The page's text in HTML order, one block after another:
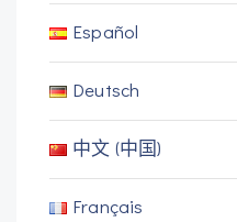
Español
Deutsch
中文 (中国)
Français